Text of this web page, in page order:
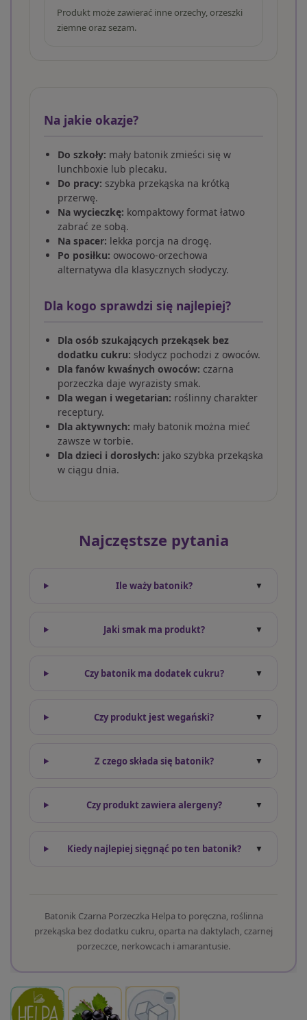
Produkt może zawierać inne orzechy, orzeszki
ziemne oraz sezam.
Na jakie okazje?
Do szkoły: mały batonik zmieści się w
lunchboxie lub plecaku.
Do pracy: szybka przekąska na krótką
przerwę.
Na wycieczkę: kompaktowy format łatwo
zabrać ze sobą.
Na spacer: lekka porcja na drogę.
Po posiłku: owocowo-orzechowa
alternatywa dla klasycznych słodyczy.
Dla kogo sprawdzi się najlepiej?
Dla osób szukających przekąsek bez
dodatku cukru: słodycz pochodzi z owoców.
Dla fanów kwaśnych owoców: czarna
porzeczka daje wyrazisty smak.
Dla wegan i wegetarian: roślinny charakter
receptury.
Dla aktywnych: mały batonik można mieć
zawsze w torbie.
Dla dzieci i dorosłych: jako szybka przekąska
w ciągu dnia.
Najczęstsze pytania
Ile waży batonik?
Jaki smak ma produkt?
Czy batonik ma dodatek cukru?
Czy produkt jest wegański?
Z czego składa się batonik?
Czy produkt zawiera alergeny?
Kiedy najlepiej sięgnąć po ten batonik?
Batonik Czarna Porzeczka Helpa to poręczna, roślinna
przekąska bez dodatku cukru, oparta na daktylach, czarnej
porzeczce, nerkowcach i amarantusie.